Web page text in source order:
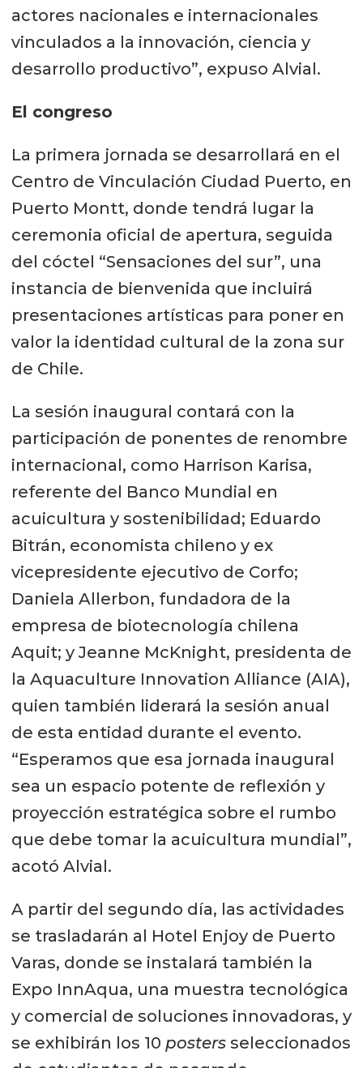
actores nacionales e internacionales
vinculados a la innovación, ciencia y
desarrollo productivo”, expuso Alvial.
El congreso
La primera jornada se desarrollará en el
Centro de Vinculación Ciudad Puerto, en
Puerto Montt, donde tendrá lugar la
ceremonia oficial de apertura, seguida
del cóctel “Sensaciones del sur”, una
instancia de bienvenida que incluirá
presentaciones artísticas para poner en
valor la identidad cultural de la zona sur
de Chile.
La sesión inaugural contará con la
participación de ponentes de renombre
internacional, como Harrison Karisa,
referente del Banco Mundial en
acuicultura y sostenibilidad; Eduardo
Bitrán, economista chileno y ex
vicepresidente ejecutivo de Corfo;
Daniela Allerbon, fundadora de la
empresa de biotecnología chilena
Aquit; y Jeanne McKnight, presidenta de
la Aquaculture Innovation Alliance (AIA),
quien también liderará la sesión anual
de esta entidad durante el evento.
“Esperamos que esa jornada inaugural
sea un espacio potente de reflexión y
proyección estratégica sobre el rumbo
que debe tomar la acuicultura mundial”,
acotó Alvial.
A partir del segundo día, las actividades
se trasladarán al Hotel Enjoy de Puerto
Varas, donde se instalará también la
Expo InnAqua, una muestra tecnológica
y comercial de soluciones innovadoras, y
se exhibirán los 10 postersseleccionados